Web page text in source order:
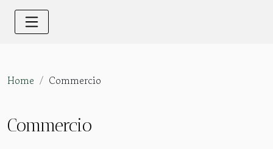
Home Commercio
Commercio